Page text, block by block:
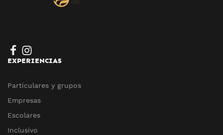
EXPERIENCIAS
Particulares y grupos
Empresas
Escolares
Inclusivo